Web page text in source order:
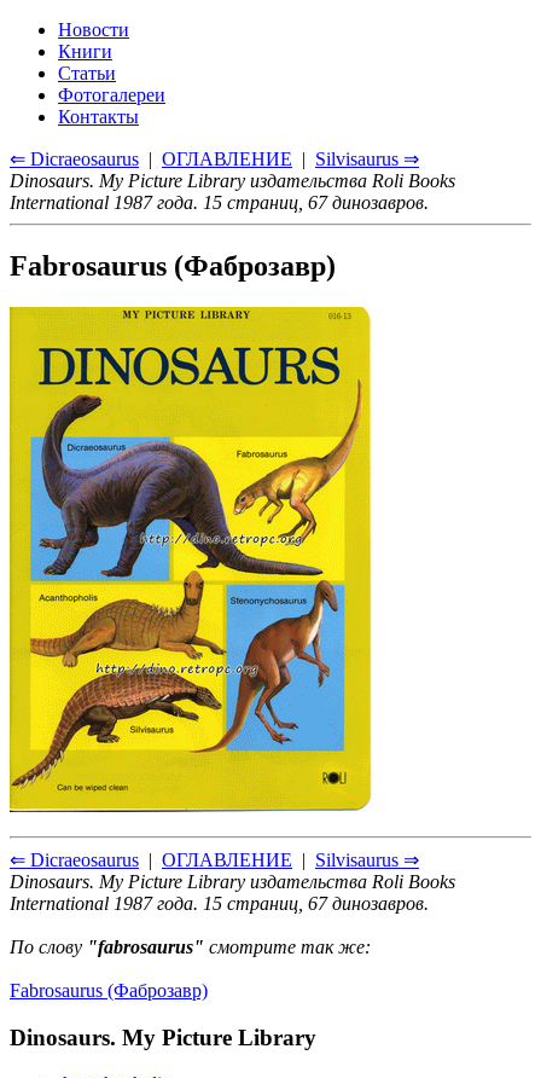
Новости
Книги
Статьи
Фотогалереи
Контакты
⇐ Dicraeosaurus | ОГЛАВЛЕНИЕ | Silvisaurus ⇒
Dinosaurs. My Picture Library издательства Roli Books
International 1987 года. 15 страниц, 67 динозавров.
Fabrosaurus (Фаброзавр)
⇐ Dicraeosaurus | ОГЛАВЛЕНИЕ | Silvisaurus ⇒
Dinosaurs. My Picture Library издательства Roli Books
International 1987 года. 15 страниц, 67 динозавров.
По слову "fabrosaurus" смотрите так же:
Fabrosaurus (Фаброзавр)
Dinosaurs. My Picture Library